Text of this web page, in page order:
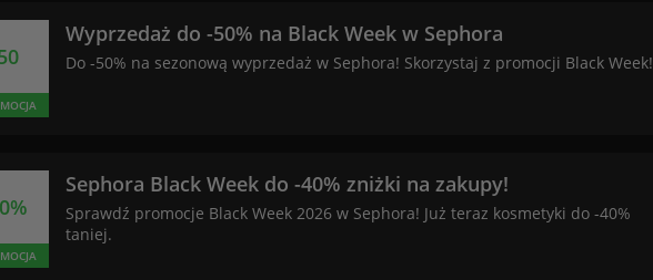
Wyprzedaż do -50% na Black Week w Sephora
Do -50% na sezonową wyprzedaż w Sephora! Skorzystaj z promocji Black Week!
Sephora Black Week do -40% zniżki na zakupy!
Sprawdź promocje Black Week 2026 w Sephora! Już teraz kosmetyki do -40%
taniej.